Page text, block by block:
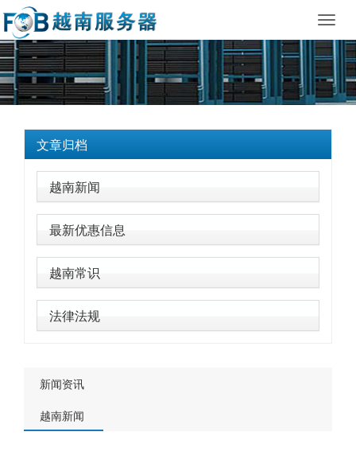
文章归档
越南新闻
最新优惠信息
越南常识
法律法规
新闻资讯
越南新闻